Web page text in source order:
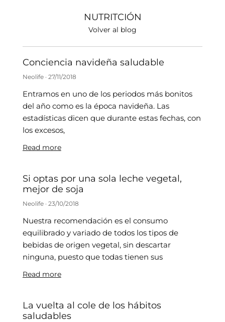
NUTRITCIÓN
Volver al blog
Conciencia navideña saludable
Neolife 27/11/2018
Entramos en uno de los periodos más bonitos
del año como es la época navideña. Las
estadísticas dicen que durante estas fechas, con
los excesos,
Read more
Si optas por una sola leche vegetal,
mejor de soja
Neolife 23/10/2018
Nuestra recomendación es el consumo
equilibrado y variado de todos los tipos de
bebidas de origen vegetal, sin descartar
ninguna, puesto que todas tienen sus
Read more
La vuelta al cole de los hábitos
saludables